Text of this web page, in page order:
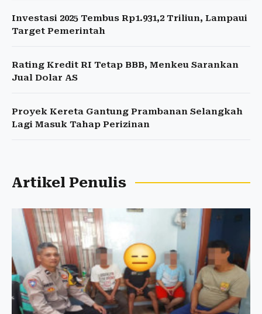
Investasi 2025 Tembus Rp1.931,2 Triliun, Lampaui
Target Pemerintah
Rating Kredit RI Tetap BBB, Menkeu Sarankan
Jual Dolar AS
Proyek Kereta Gantung Prambanan Selangkah
Lagi Masuk Tahap Perizinan
Artikel Penulis